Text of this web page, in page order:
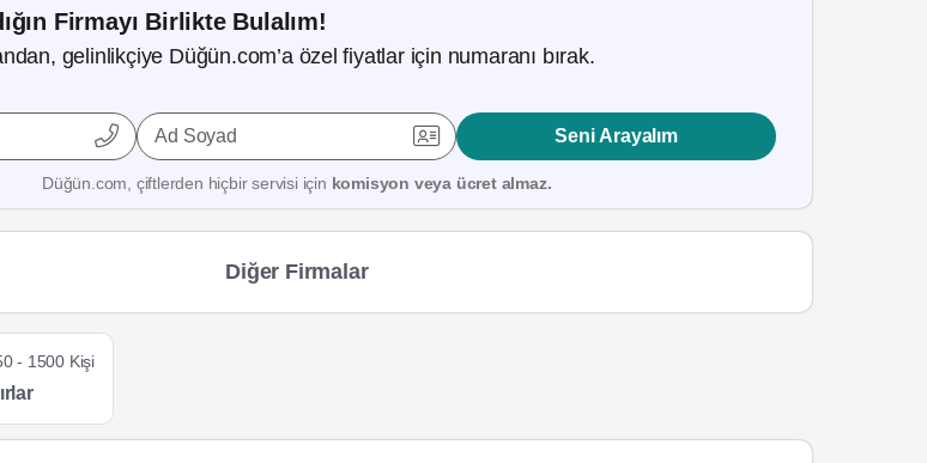
Firmayı Birlikte Bulalım!
gelinlikçiye Düğün.com’a özel fiyatlar için numaranı bırak.
Ad Soyad Seni Arayalım
Düğün.com, çiftlerden hiçbir servisi için komisyon veya ücret almaz.
Diğer Firmalar
- 1500 Kişi